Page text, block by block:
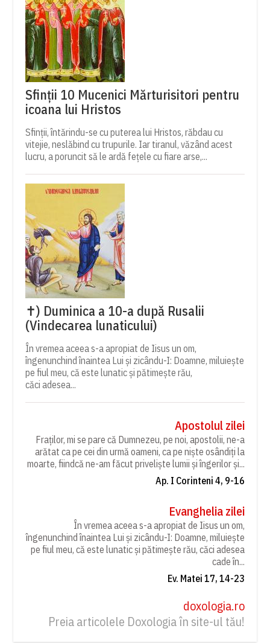
Sfinții 10 Mucenici Mărturisitori pentru
icoana lui Hristos
Sfinții, întărindu-se cu puterea lui Hristos, răbdau cu
vitejie, neslăbind cu trupurile. Iar tiranul, văzând acest
lucru, a poruncit să le ardă fețele cu fiare arse,...
✝) Duminica a 10-a după Rusalii
(Vindecarea lunaticului)
În vremea aceea s-a apropiat de Iisus un om,
îngenunchind înaintea Lui și zicându-I: Doamne, miluiește
pe fiul meu, că este lunatic și pătimește rău,
căci adesea...
Apostolul zilei
Fraților, mi se pare că Dumnezeu, pe noi, apostolii, ne-a
arătat ca pe cei din urmă oameni, ca pe niște osândiți la
moarte, fiindcă ne-am făcut priveliște lumii și îngerilor și...
Ap. I Corinteni 4, 9-16
Evanghelia zilei
În vremea aceea s-a apropiat de Iisus un om,
îngenunchind înaintea Lui și zicându-I: Doamne, miluiește
pe fiul meu, că este lunatic și pătimește rău, căci adesea
cade în...
Ev. Matei 17, 14-23
doxologia.ro
Preia articolele Doxologia în site-ul tău!